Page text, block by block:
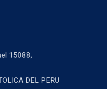
15088,
DEL PERU